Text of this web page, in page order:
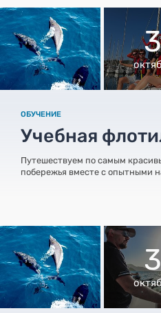
3
ОБУЧЕНИЕ
Учебная
Путешествуем по самым
побережья вместе с опытными
3